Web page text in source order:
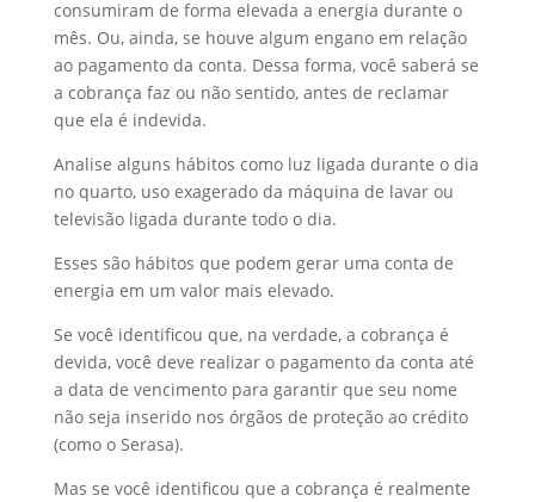
consumiram de forma elevada a energia durante o
mês. Ou, ainda, se houve algum engano em relação
ao pagamento da conta. Dessa forma, você saberá se
a cobrança faz ou não sentido, antes de reclamar
que ela é indevida.
Analise alguns hábitos como luz ligada durante o dia
no quarto, uso exagerado da máquina de lavar ou
televisão ligada durante todo o dia.
Esses são hábitos que podem gerar uma conta de
energia em um valor mais elevado.
Se você identificou que, na verdade, a cobrança é
devida, você deve realizar o pagamento da conta até
a data de vencimento para garantir que seu nome
não seja inserido nos órgãos de proteção ao crédito
(como o Serasa).
Mas se você identificou que a cobrança é realmente